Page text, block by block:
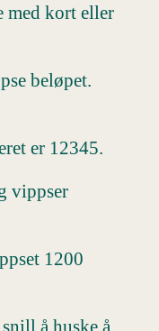
med kort eller
beløpet.
er 12345.
vippser
1200
å huske å